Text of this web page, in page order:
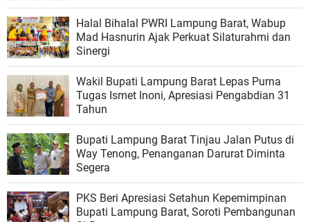
Halal Bihalal PWRI Lampung Barat, Wabup
Mad Hasnurin Ajak Perkuat Silaturahmi dan
Sinergi
Wakil Bupati Lampung Barat Lepas Purna
Tugas Ismet Inoni, Apresiasi Pengabdian 31
Tahun
Bupati Lampung Barat Tinjau Jalan Putus di
Way Tenong, Penanganan Darurat Diminta
Segera
PKS Beri Apresiasi Setahun Kepemimpinan
Bupati Lampung Barat, Soroti Pembangunan